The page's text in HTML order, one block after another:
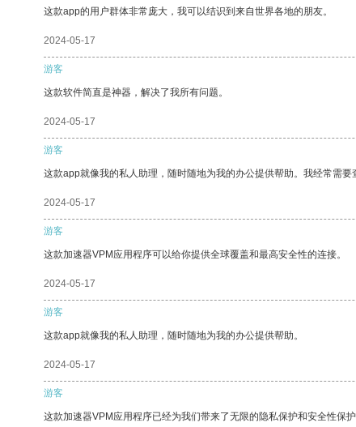
这款app的用户群体非常庞大，我可以结识到来自世界各地的朋友。
2024-05-17
游客
这款软件简直是神器，解决了我所有问题。
2024-05-17
游客
这款app就像我的私人助理，随时随地为我的办公提供帮助。我经常需
2024-05-17
游客
这款加速器VPM应用程序可以给你提供全球覆盖和最高安全性的连接。
2024-05-17
游客
这款app就像我的私人助理，随时随地为我的办公提供帮助。
2024-05-17
游客
这款加速器VPM应用程序已经为我们带来了无限的隐私保护和安全性保护